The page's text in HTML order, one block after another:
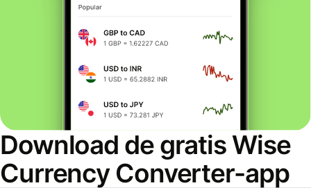
Download de gratis Wise
Currency Converter-app